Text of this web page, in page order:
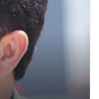
د
یو
شمېر
مهمو
فعالیتونو
لنډیز